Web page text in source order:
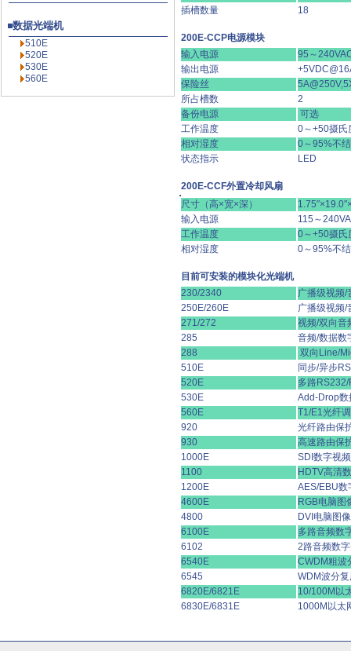
数据光端机
510E
520E
530E
560E
插槽数量
18
200E-CCP电源模块
输入电源
95～
输出电源
保险丝
所占槽数
2
备份电源
可选
工作温度
0～+50摄氏
相对湿度
0～95%不
状态指示
LED
200E-CCF外置冷却风扇
尺寸（高×宽×深）
输入电源
115～
工作温度
0～+50摄氏
相对湿度
0～95%不
目前可安装的模块化光端机
230/2340
广播级视频/
250E/260E
广播级视频/
271/272
视频/双向音
285
音频/数据数
288
双向Line/
510E
同步/异步
520E
多路
530E
Add-Drop数
560E
T1/E1光纤
920
光纤路由保
930
高速路由保
1000E
SDI数字视
1100
HDTV高清
1200E
AES/EBU数
4600E
RGB电脑图
4800
DVI电脑图
6100E
多路音频数
6102
2路音频数
6540E
CWDM粗波
6545
WDM波分
6820E/6821E
10/100M以
6830E/6831E
1000M以太